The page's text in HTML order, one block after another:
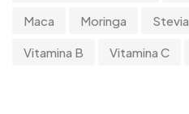
Maca Moringa Stevia
Vitamina B Vitamina C